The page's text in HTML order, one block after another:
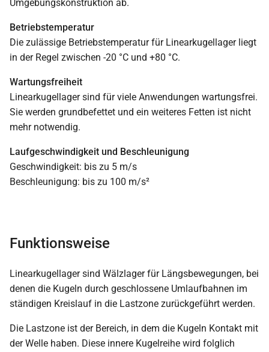
Umgebungskonstruktion ab.
Betriebstemperatur
Die zulässige Betriebstemperatur für Linearkugellager liegt
in der Regel zwischen -20 °C und +80 °C.
Wartungsfreiheit
Linearkugellager sind für viele Anwendungen wartungsfrei.
Sie werden grundbefettet und ein weiteres Fetten ist nicht
mehr notwendig.
Laufgeschwindigkeit und Beschleunigung
Geschwindigkeit: bis zu 5 m/s
Beschleunigung: bis zu 100 m/s²
Funktionsweise
Linearkugellager sind Wälzlager für Längsbewegungen, bei
denen die Kugeln durch geschlossene Umlaufbahnen im
ständigen Kreislauf in die Lastzone zurückgeführt werden.
Die Lastzone ist der Bereich, in dem die Kugeln Kontakt mit
der Welle haben. Diese innere Kugelreihe wird folglich